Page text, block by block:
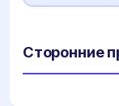
Сторонние